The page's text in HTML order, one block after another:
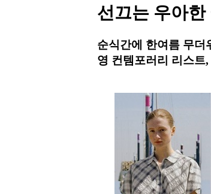
선끄는 우아한
순식간에 한여름 무더
영 컨템포러리 리스트